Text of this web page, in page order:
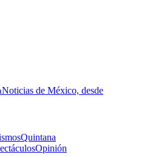
Noticias de México, desde
Quintana
Opinión